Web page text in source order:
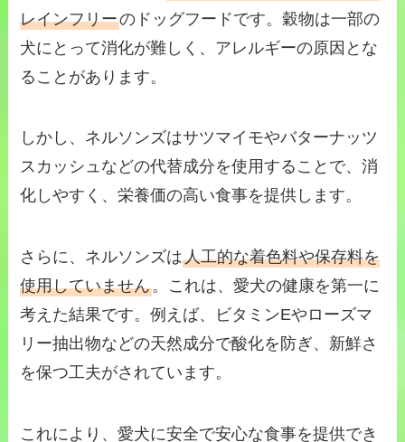
レインフリーのドッグフードです。穀物は一部の
犬にとって消化が難しく、アレルギーの原因とな
ることがあります。
しかし、ネルソンズはサツマイモやバターナッツ
スカッシュなどの代替成分を使用することで、消
化しやすく、栄養価の高い食事を提供します。
さらに、ネルソンズは人工的な着色料や保存料を
使用していません。これは、愛犬の健康を第一に
考えた結果です。例えば、ビタミンEやローズマ
リー抽出物などの天然成分で酸化を防ぎ、新鮮さ
を保つ工夫がされています。
これにより、愛犬に安全で安心な食事を提供でき